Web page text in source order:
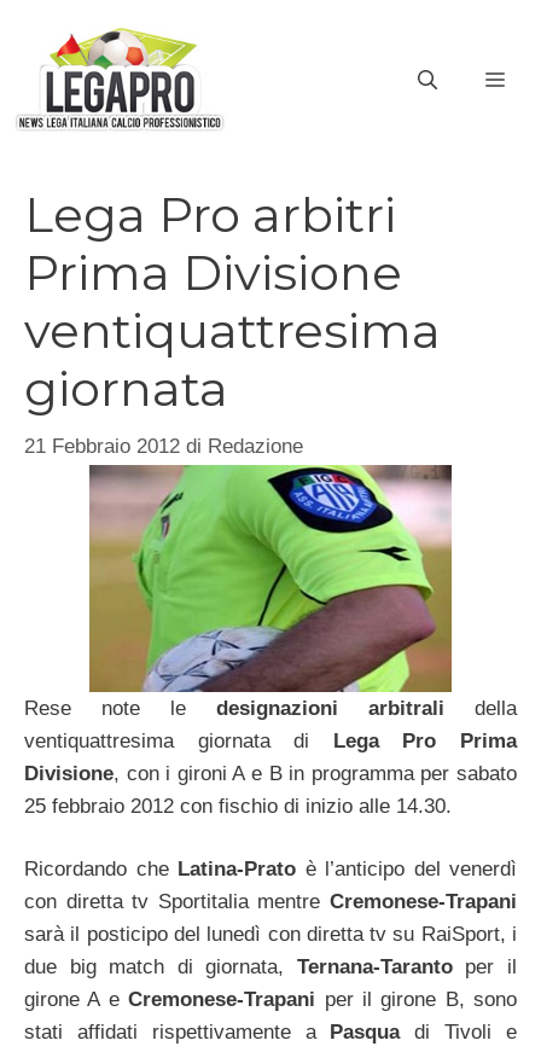
contenuto
Lega Pro arbitri
Prima Divisione
ventiquattresima
giornata
21 Febbraio 2012 di Redazione
Rese note le designazioni arbitrali della
ventiquattresima giornata di Lega Pro Prima
Divisione, con i gironi A e B in programma per sabato
25 febbraio 2012 con fischio di inizio alle 14.30.
Ricordando cheLatina-Prato è l’anticipo del venerdì
con diretta tv Sportitalia mentre Cremonese-Trapani
sarà il posticipo del lunedì con diretta tv su RaiSport, i
due big match di giornata, Ternana-Tarantoper il
girone A eCremonese-Trapani per il girone B, sono
stati affidati rispettivamente a
Pasquadi Tivoli e